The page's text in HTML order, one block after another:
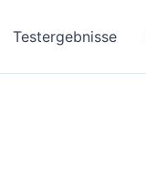
Testergebnisse